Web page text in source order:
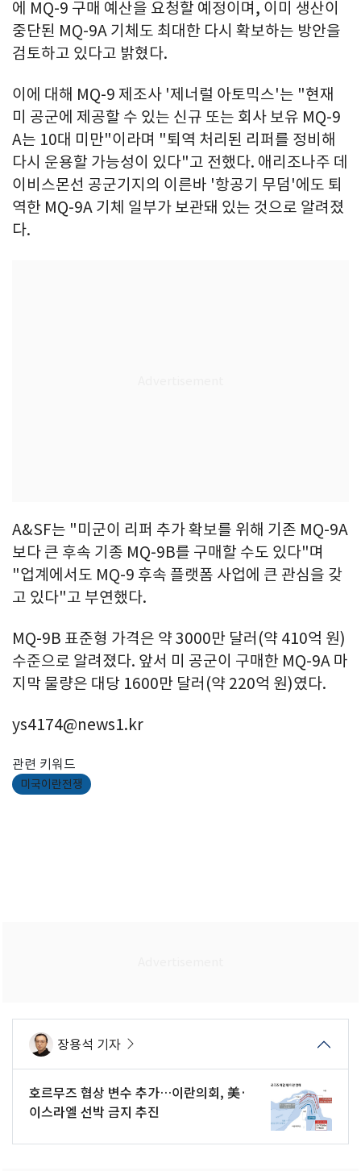
에 MQ-9 구매 예산을 요청할 예정이며, 이미 생산이
중단된 MQ-9A 기체도 최대한 다시 확보하는 방안을
검토하고 있다고 밝혔다.
이에 대해 MQ-9 제조사 '제너럴 아토믹스'는 "현재
미 공군에 제공할 수 있는 신규 또는 회사 보유 MQ-9
A는 10대 미만"이라며 "퇴역 처리된 리퍼를 정비해
다시 운용할 가능성이 있다"고 전했다. 애리조나주 데
이비스몬선 공군기지의 이른바 '항공기 무덤'에도 퇴
역한 MQ-9A 기체 일부가 보관돼 있는 것으로 알려졌
다.
A&SF는 "미군이 리퍼 추가 확보를 위해 기존 MQ-9A
보다 큰 후속 기종 MQ-9B를 구매할 수도 있다"며
"업계에서도 MQ-9 후속 플랫폼 사업에 큰 관심을 갖
고 있다"고 부연했다.
MQ-9B 표준형 가격은 약 3000만 달러(약 410억 원)
수준으로 알려졌다. 앞서 미 공군이 구매한 MQ-9A 마
지막 물량은 대당 1600만 달러(약 220억 원)였다.
ys4174@news1.kr
관련 키워드
미국이란전쟁
장용석 기자
호르무즈 협상 변수 추가…이란의회, 美·
이스라엘 선박 금지 추진